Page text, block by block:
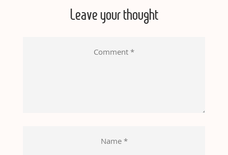
Leave your thought